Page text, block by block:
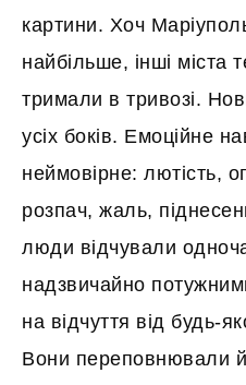
картини. Хоч
найбільше, інші міста
тримали в тривозі.
усіх боків. Емоційне
неймовірне: лютість,
розпач, жаль,
люди відчували
надзвичайно
на відчуття від будь-
Вони переповнювали й